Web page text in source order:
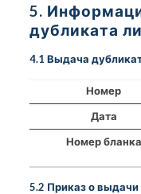
5.
дубликата
4.1 Выдача
Номер
Дата
Номер бланка
5.2 Приказ о выдачи